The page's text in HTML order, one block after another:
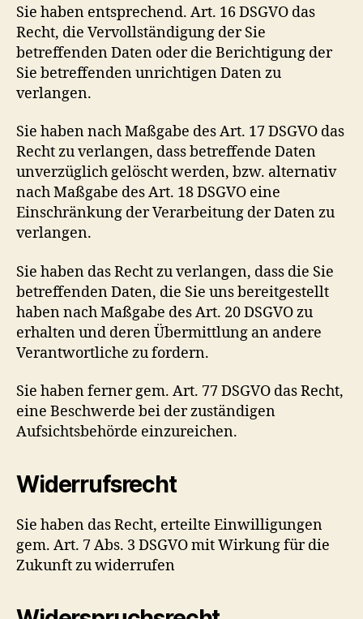
Sie haben entsprechend. Art. 16 DSGVO das
Recht, die Vervollständigung der Sie
betreffenden Daten oder die Berichtigung der
Sie betreffenden unrichtigen Daten zu
verlangen.
Sie haben nach Maßgabe des Art. 17 DSGVO das
Recht zu verlangen, dass betreffende Daten
unverzüglich gelöscht werden, bzw. alternativ
nach Maßgabe des Art. 18 DSGVO eine
Einschränkung der Verarbeitung der Daten zu
verlangen.
Sie haben das Recht zu verlangen, dass die Sie
betreffenden Daten, die Sie uns bereitgestellt
haben nach Maßgabe des Art. 20 DSGVO zu
erhalten und deren Übermittlung an andere
Verantwortliche zu fordern.
Sie haben ferner gem. Art. 77 DSGVO das Recht,
eine Beschwerde bei der zuständigen
Aufsichtsbehörde einzureichen.
Widerrufsrecht
Sie haben das Recht, erteilte Einwilligungen
gem. Art. 7 Abs. 3 DSGVO mit Wirkung für die
Zukunft zu widerrufen